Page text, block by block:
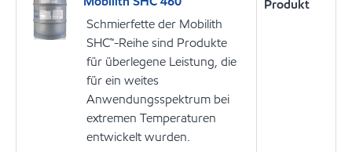
Schmierfette der Mobilith
SHC™-Reihe sind Produkte
für überlegene Leistung, die
für ein weites
Anwendungsspektrum bei
extremen Temperaturen
entwickelt wurden.
Produkt